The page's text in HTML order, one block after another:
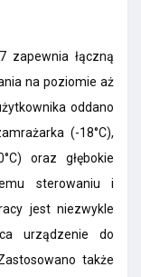
zapewnia łączną
na poziomie aż
oddano
(-18°C),
oraz głębokie
sterowaniu i
jest niezwykle
urządzenie do
także